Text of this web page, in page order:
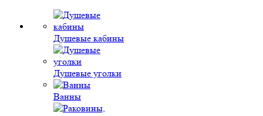
Душевые кабины
Душевые уголки
Ванны